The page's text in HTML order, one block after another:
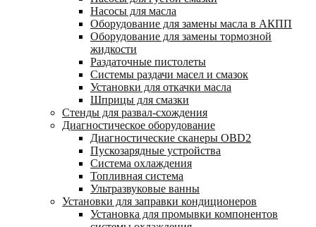
Насосы для масла
Оборудование для замены масла в АКПП
Оборудование для замены тормозной
жидкости
Раздаточные пистолеты
Системы раздачи масел и смазок
Установки для откачки масла
Шприцы для смазки
Стенды для развал-схождения
Диагностическое оборудование
Диагностические сканеры OBD2
Пускозарядные устройства
Система охлаждения
Топливная система
Ультразвуковые ванны
Установки для заправки кондиционеров
Установка для промывки компонентов